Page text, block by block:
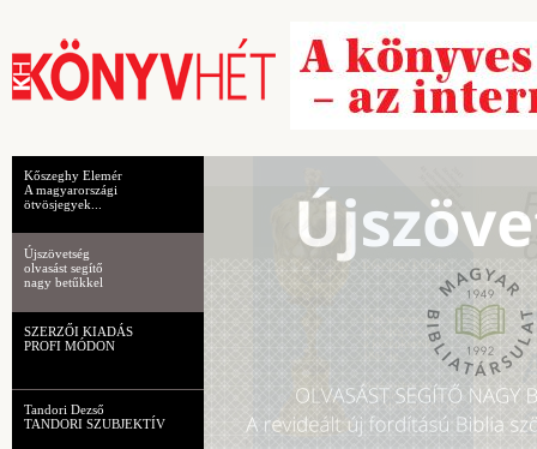
Kőszeghy Elemér
A magyarországi
ötvösjegyek...
Újszövetség
olvasást segítő
nagy betűkkel
SZERZŐI KIADÁS
PROFI MÓDON
Tandori Dezső
TANDORI SZUBJEKTÍV